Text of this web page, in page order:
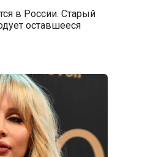
в России. Старый
оставшееся